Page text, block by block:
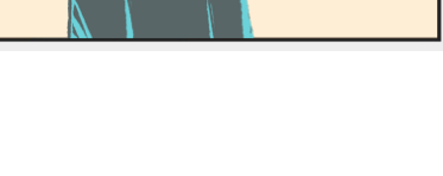
ColleGo! 大學選才與高中育才輔助系統